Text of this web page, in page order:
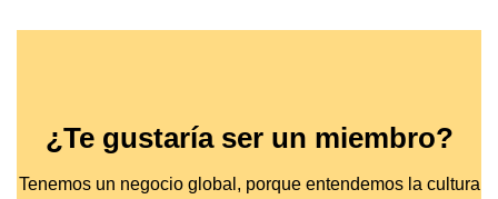
¿Te gustaría ser un miembro?
Tenemos un negocio global, porque entendemos la cultura